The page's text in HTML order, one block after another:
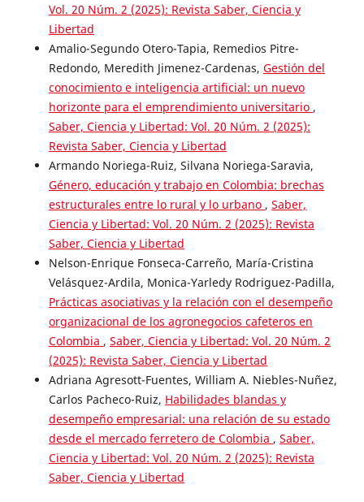
Vol. 20 Núm. 2 (2025): Revista Saber, Ciencia y
Libertad
Amalio-Segundo Otero-Tapia, Remedios Pitre-
Redondo, Meredith Jimenez-Cardenas, Gestión del
conocimiento e inteligencia artificial: un nuevo
horizonte para el emprendimiento universitario ,
Saber, Ciencia y Libertad: Vol. 20 Núm. 2 (2025):
Revista Saber, Ciencia y Libertad
Armando Noriega-Ruiz, Silvana Noriega-Saravia,
Género, educación y trabajo en Colombia: brechas
estructurales entre lo rural y lo urbano , Saber,
Ciencia y Libertad: Vol. 20 Núm. 2 (2025): Revista
Saber, Ciencia y Libertad
Nelson-Enrique Fonseca-Carreño, María-Cristina
Velásquez-Ardila, Monica-Yarledy Rodriguez-Padilla,
Prácticas asociativas y la relación con el desempeño
organizacional de los agronegocios cafeteros en
Colombia , Saber, Ciencia y Libertad: Vol. 20 Núm. 2
(2025): Revista Saber, Ciencia y Libertad
Adriana Agresott-Fuentes, William A. Niebles-Nuñez,
Carlos Pacheco-Ruiz, Habilidades blandas y
desempeño empresarial: una relación de su estado
desde el mercado ferretero de Colombia , Saber,
Ciencia y Libertad: Vol. 20 Núm. 2 (2025): Revista
Saber, Ciencia y Libertad